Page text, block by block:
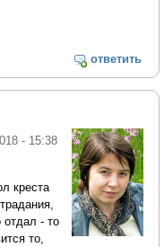
ответить
- 15:38
креста
отдал - то
то,